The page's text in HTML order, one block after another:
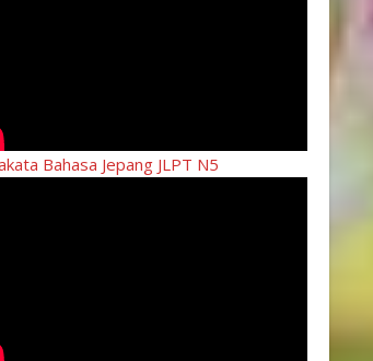
Bahasa Jepang JLPT N5